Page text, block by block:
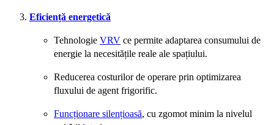
Eficiență energetică
Tehnologie VRV ce permite adaptarea consumului de
energie la necesitățile reale ale spațiului.
Reducerea costurilor de operare prin optimizarea
fluxului de agent frigorific.
Funcționare silențioasă, cu zgomot minim la nivelul